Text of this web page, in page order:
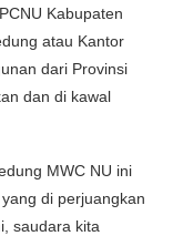
Kabupaten
atau Kantor
dari Provinsi
dan di kawal
MWC NU ini
di perjuangkan
saudara kita